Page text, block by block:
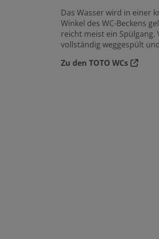
Das Wasser wird in einer
Winkel des WC-Beckens
reicht meist ein
vollständig weggespült
Zu den TOTO WCs